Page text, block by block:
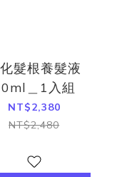
髮根養髮液
＿1入組
NT$2,380
NT$2,480